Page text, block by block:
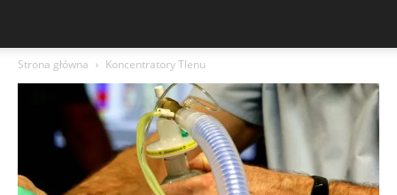
Strona główna Koncentratory Tlenu